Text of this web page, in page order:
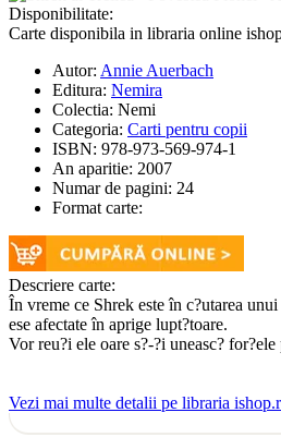
Disponibilitate:
Carte disponibila in libraria online
Autor: Annie Auerbach
Editura: Nemira
Colectia: Nemi
Categoria: Carti pentru copii
ISBN: 978-973-569-974-1
An aparitie: 2007
Numar de pagini: 24
Format carte:
Descriere carte:
În vreme ce Shrek este în c?utarea
ese afectate în aprige lupt?toare.
Vor reu?i ele oare s?-?i uneasc?
Vezi mai multe detalii pe libraria